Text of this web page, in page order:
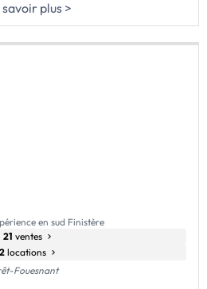
savoir plus >
en sud Finistère
21 ventes
2 locations
Fouesnant